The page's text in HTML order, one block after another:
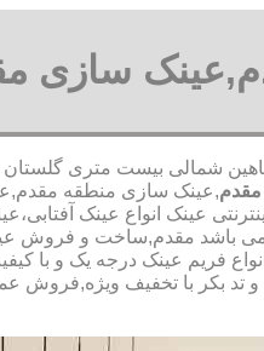
سازی
,عینک سازی منطقه
عینک انواع عینک
می باشد مقدم,ساخت و فروش
فریم عینک درجه یک و با
تد بکر با تخفیف ویژه,فروش